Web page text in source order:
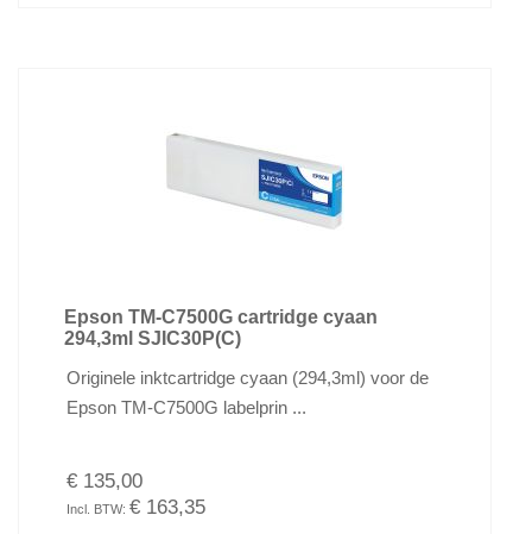
Epson TM-C7500G cartridge cyaan
294,3ml SJIC30P(C)
Originele inktcartridge cyaan (294,3ml) voor de
Epson TM-C7500G labelprin ...
€ 135,00
€ 163,35